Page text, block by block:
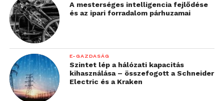
A mesterséges intelligencia fejlődése
és az ipari forradalom párhuzamai
E-GAZDASÁG
Szintet lép a hálózati kapacitás
kihasználása – összefogott a Schneider
Electric és a Kraken